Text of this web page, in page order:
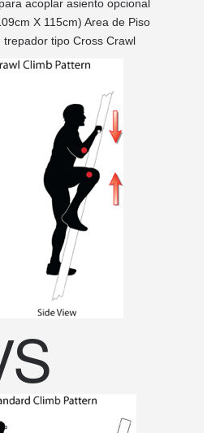
acoplar asiento opcional
X 115cm) Area de Piso
trepador tipo Cross Crawl